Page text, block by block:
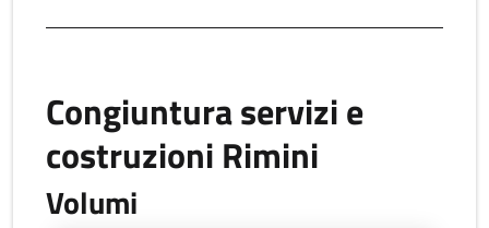
Congiuntura servizi e
costruzioni Rimini
Volumi